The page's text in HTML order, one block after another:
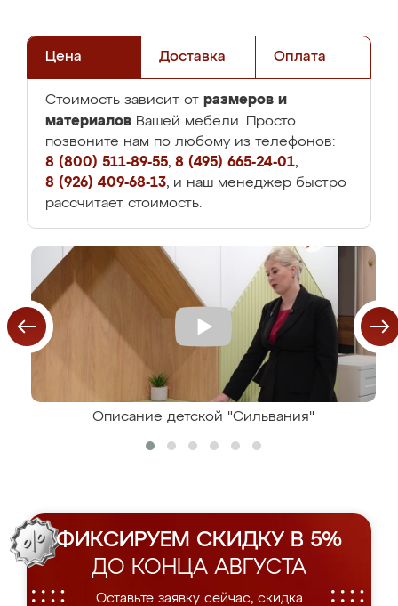
Цена Доставка Оплата
Стоимость зависит от размеров и
материалов Вашей мебели. Просто
позвоните нам по любому из телефонов:
8 (800) 511-89-55, 8 (495) 665-24-01,
8 (926) 409-68-13, и наш менеджер быстро
рассчитает стоимость.
Описание детской "Сильвания"
ФИКСИРУЕМ СКИДКУ В 5%
ДО КОНЦА АВГУСТА
Оставьте заявку сейчас, скидка